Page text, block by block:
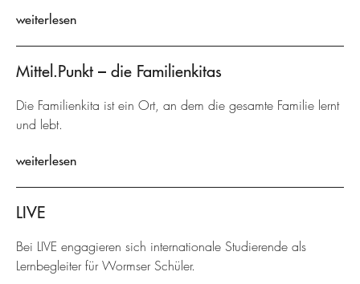
weiterlesen
Mittel.Punkt – die Familienkitas
Die Familienkita ist ein Ort, an dem die gesamte Familie lernt
und lebt.
weiterlesen
LIVE
Bei LIVE engagieren sich internationale Studierende als
Lernbegleiter für Wormser Schüler.